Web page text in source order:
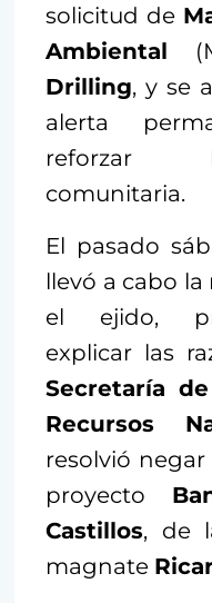
solicitud de
Ambiental
Drilling, y se
alerta
reforzar
comunitaria.
El pasado
llevó a cabo
el ejido,
explicar las
Secretaría
Recursos
resolvió
proyecto
Castillos, de
magnate